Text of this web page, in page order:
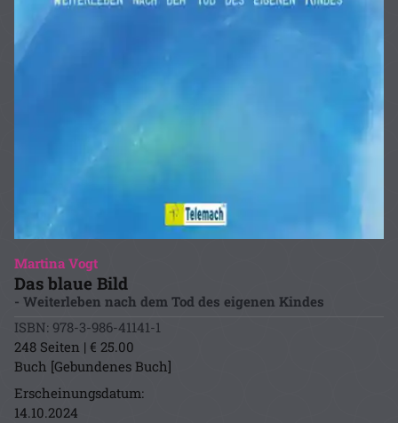
Martina Vogt
Das blaue Bild
- Weiterleben nach dem Tod des eigenen Kindes
ISBN: 978-3-986-41141-1
248 Seiten | € 25.00
Buch [Gebundenes Buch]
Erscheinungsdatum:
14.10.2024